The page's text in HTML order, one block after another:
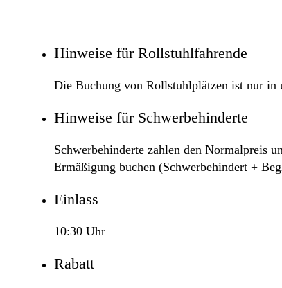
Hinweise für Rollstuhlfahrende
Die Buchung von Rollstuhlplätzen ist nur in
Hinweise für Schwerbehinderte
Schwerbehinderte zahlen den Normalpreis
Ermäßigung buchen (Schwerbehindert +
Einlass
10:30 Uhr
Rabatt